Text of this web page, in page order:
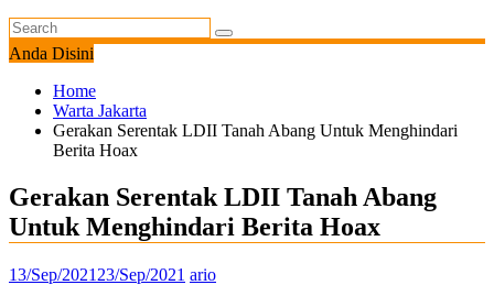
Anda Disini
Home
Warta Jakarta
Gerakan Serentak LDII Tanah Abang Untuk Menghindari
Berita Hoax
Gerakan Serentak LDII Tanah Abang
Untuk Menghindari Berita Hoax
13/Sep/2021 23/Sep/2021 ario